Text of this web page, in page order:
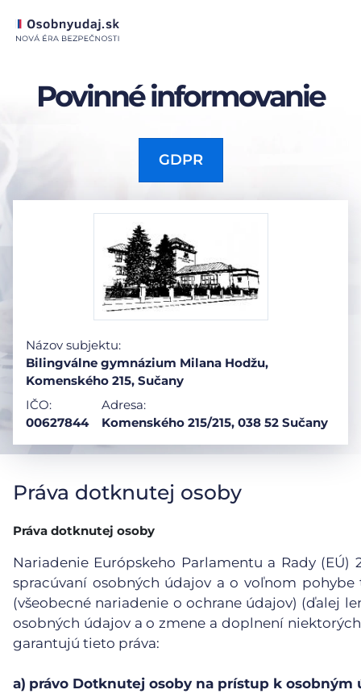
Povinné informovanie
GDPR
Názov subjektu:
Bilingválne gymnázium Milana Hodžu,
Komenského 215, Sučany
IČO:
00627844
Adresa:
Komenského 215/215, 038 52 Sučany
Práva dotknutej osoby
Práva dotknutej osoby
Nariadenie Európskeho Parlamentu a Rady (EÚ)
spracúvaní osobných údajov a o voľnom
(všeobecné nariadenie o ochrane údajov) (ďalej
osobných údajov a o zmene a doplnení
garantujú tieto práva:
a) právo Dotknutej osoby na prístup k osobným